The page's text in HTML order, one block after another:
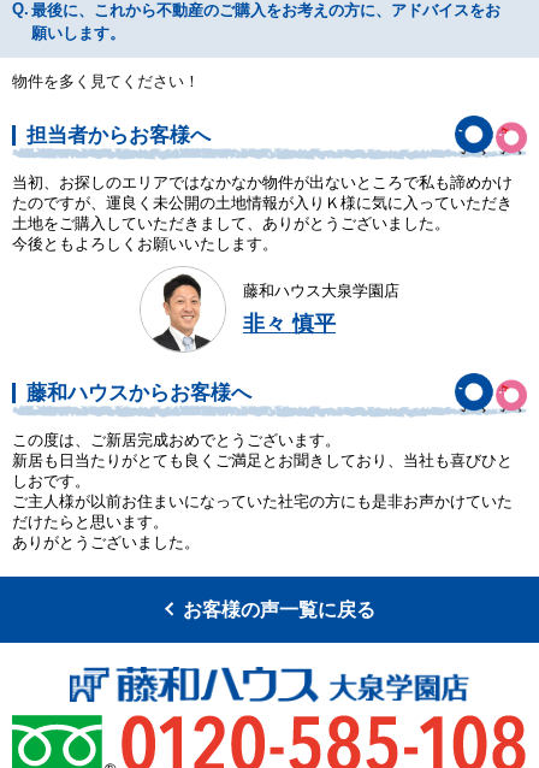
最後に、これから不動産のご購入をお考えの方に、アドバイスをお
願いします。
物件を多く見てください！
担当者からお客様へ
当初、お探しのエリアではなかなか物件が出ないところで私も諦めかけ
たのですが、運良く未公開の土地情報が入りＫ様に気に入っていただき
土地をご購入していただきまして、ありがとうございました。
今後ともよろしくお願いいたします。
藤和ハウス大泉学園店
非々 慎平
藤和ハウスからお客様へ
この度は、ご新居完成おめでとうございます。
新居も日当たりがとても良くご満足とお聞きしており、当社も喜びひと
しおです。
ご主人様が以前お住まいになっていた社宅の方にも是非お声かけていた
だけたらと思います。
ありがとうございました。
お客様の声一覧に戻る